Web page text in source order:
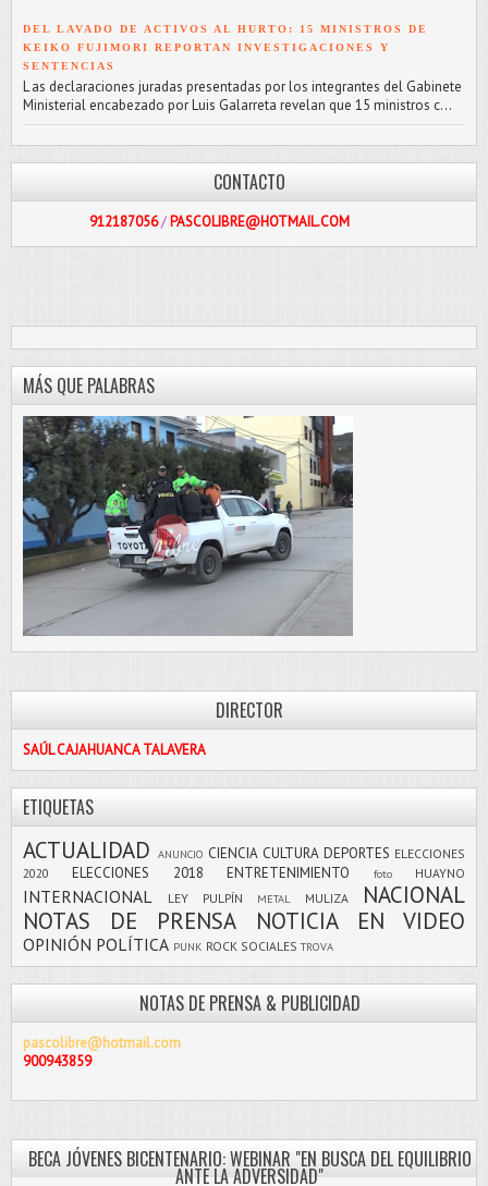
DEL LAVADO DE ACTIVOS AL HURTO: 15 MINISTROS DE
KEIKO FUJIMORI REPORTAN INVESTIGACIONES Y
SENTENCIAS
L as declaraciones juradas presentadas por los integrantes del Gabinete
Ministerial encabezado por Luis Galarreta revelan que 15 ministros c...
CONTACTO
/PASCOLIBRE@HOTMAIL.COM
MÁS QUE PALABRAS
DIRECTOR
SAÚL CAJAHUANCA TALAVERA
ETIQUETAS
ACTUALIDAD ANUNCIO CIENCIA CULTURA DEPORTES ELECCIONES
2020
ELECCIONES 2018 ENTRETENIMIENTO foto HUAYNO
INTERNACIONAL LEY PULPÍN METAL MULIZA
NACIONAL
NOTAS DE PRENSA
NOTICIA EN VIDEO
OPINIÓN POLÍTICA PUNK ROCK SOCIALES TROVA
NOTAS DE PRENSA & PUBLICIDAD
pascolibre@hotmail.com
900943859
BECA JÓVENES BICENTENARIO: WEBINAR "EN BUSCA DEL EQUILIBRIO
ANTE LA ADVERSIDAD"